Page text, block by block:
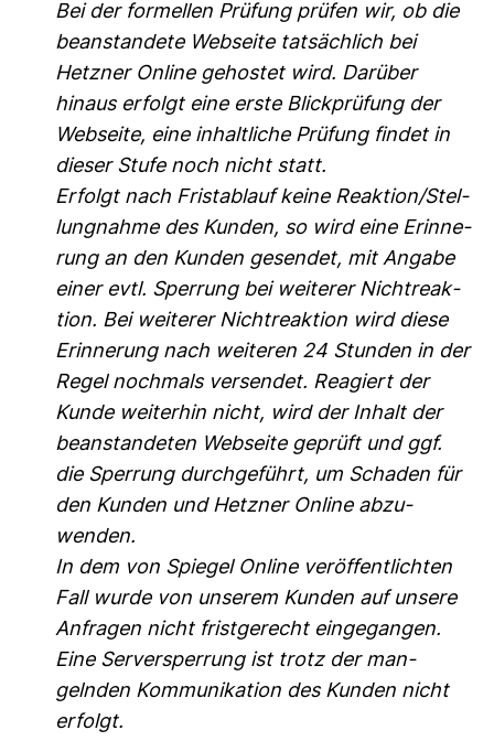
Bei der for­mellen Prü­fung prüfen wir, ob die
bean­stan­dete Web­seite tat­säch­lich bei
Hetzner Online gehostet wird. Dar­über
hinaus erfolgt eine erste Blick­prü­fung der
Web­seite, eine inhalt­liche Prü­fung findet in
dieser Stufe noch nicht statt.
Erfolgt nach Frist­ab­lauf keine Reak­tion/Stel­
lung­nahme des Kunden, so wird eine Erin­ne­
rung an den Kunden gesendet, mit Angabe
einer evtl. Sper­rung bei wei­terer Nicht­re­ak­
tion. Bei wei­terer Nicht­re­ak­tion wird diese
Erin­ne­rung nach wei­teren 24 Stunden in der
Regel noch­mals ver­sendet. Reagiert der
Kunde wei­terhin nicht, wird der Inhalt der
bean­stan­deten Web­seite geprüft und ggf.
die Sper­rung durch­ge­führt, um Schaden für
den Kunden und Hetzner Online abzu­
wenden.
In dem von Spiegel Online ver­öf­fent­lichten
Fall wurde von unserem Kunden auf unsere
Anfragen nicht frist­ge­recht ein­ge­gangen.
Eine Ser­ver­sper­rung ist trotz der man­
gelnden Kom­mu­ni­ka­tion des Kunden nicht
erfolgt.